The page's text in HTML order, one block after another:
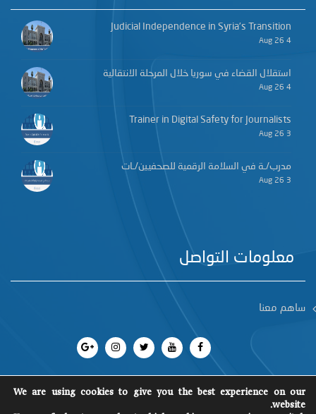
Judicial Independence in Syria’s Transition
4 Aug 26
استقلال القضاء في سوريا خلال المرحلة الانتقالية
4 Aug 26
Trainer in Digital Safety for Journalists
3 Aug 26
مدرب/ـة في السلامة الرقمية للصحفيين/ـات
3 Aug 26
معلومات التواصل
ساهم معنا
We are using cookies to give you the best experience on our
website.